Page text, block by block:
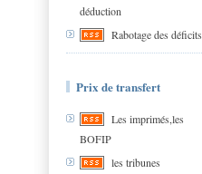
déduction
Rabotage des déficits
Prix de transfert
Les imprimés,les
BOFIP
les tribunes